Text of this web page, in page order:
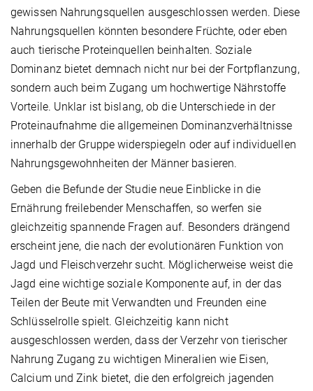
gewissen Nahrungsquellen ausgeschlossen werden. Diese
Nahrungsquellen könnten besondere Früchte, oder eben
auch tierische Proteinquellen beinhalten. Soziale
Dominanz bietet demnach nicht nur bei der Fortpflanzung,
sondern auch beim Zugang um hochwertige Nährstoffe
Vorteile. Unklar ist bislang, ob die Unterschiede in der
Proteinaufnahme die allgemeinen Dominanzverhältnisse
innerhalb der Gruppe widerspiegeln oder auf individuellen
Nahrungsgewohnheiten der Männer basieren.
Geben die Befunde der Studie neue Einblicke in die
Ernährung freilebender Menschaffen, so werfen sie
gleichzeitig spannende Fragen auf. Besonders drängend
erscheint jene, die nach der evolutionären Funktion von
Jagd und Fleischverzehr sucht. Möglicherweise weist die
Jagd eine wichtige soziale Komponente auf, in der das
Teilen der Beute mit Verwandten und Freunden eine
Schlüsselrolle spielt. Gleichzeitig kann nicht
ausgeschlossen werden, dass der Verzehr von tierischer
Nahrung Zugang zu wichtigen Mineralien wie Eisen,
Calcium und Zink bietet, die den erfolgreich jagenden